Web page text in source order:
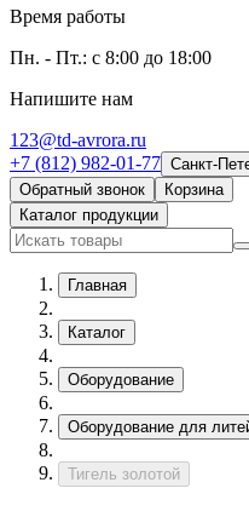
Время работы
Пн. - Пт.: с 8:00 до 18:00
Напишите нам
123@td-avrora.ru
+7 (812) 982-01-77 Санкт-
Обратный звонок
Корзина
Каталог продукции
Главная
Каталог
Оборудование
Оборудование для
Тигель золотой